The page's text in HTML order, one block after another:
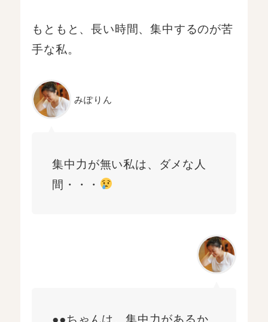
もともと、長い時間、集中するのが苦
手な私。
みぽりん
集中力が無い私は、ダメな人
間・・・
●●ちゃんは、集中力があるか